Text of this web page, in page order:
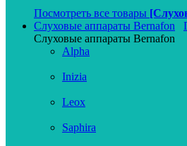
Посмотреть все товары
Слуховые аппараты Bernafon
Слуховые аппараты Bernafon
Alpha
Inizia
Leox
Saphira